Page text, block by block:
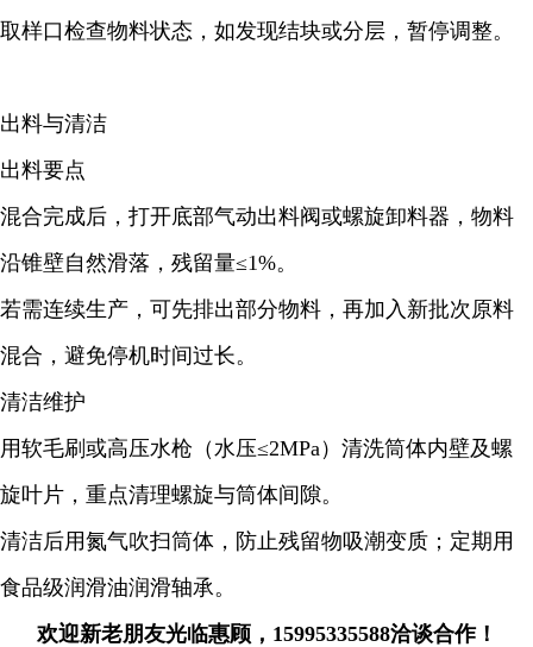
取样口检查物料状态，如发现结块或分层，暂停调整。
出料与清洁
出料要点
混合完成后，打开底部气动出料阀或螺旋卸料器，物料
沿锥壁自然滑落，残留量≤1%。
若需连续生产，可先排出部分物料，再加入新批次原料
混合，避免停机时间过长。
清洁维护
用软毛刷或高压水枪（水压≤2MPa）清洗筒体内壁及螺
旋叶片，重点清理螺旋与筒体间隙。
清洁后用氮气吹扫筒体，防止残留物吸潮变质；定期用
食品级润滑油润滑轴承。
欢迎新老朋友光临惠顾，15995335588洽谈合作！